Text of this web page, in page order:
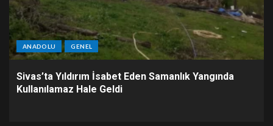
ANADOLU GENEL
Sivas’ta Yıldırım İsabet Eden Samanlık Yangında
Kullanılamaz Hale Geldi